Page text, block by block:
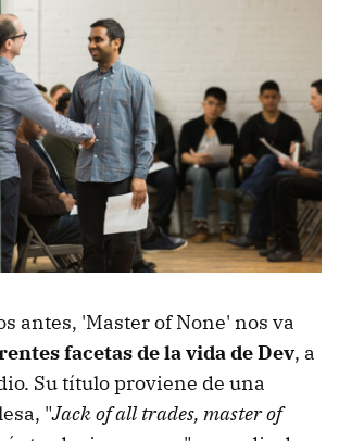
antes, 'Master of None' nos va
facetas de la vida de Dev, a
Su título proviene de una
"Jack of all trades, master of